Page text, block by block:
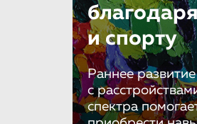
и спорту
Раннее
с
спектра